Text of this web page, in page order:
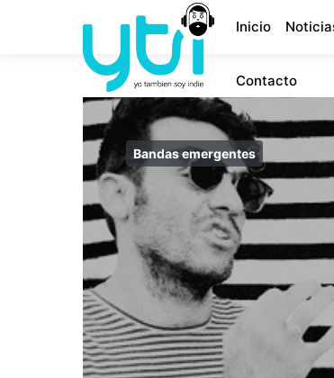
Inicio
Contacto
Bandas emergentes